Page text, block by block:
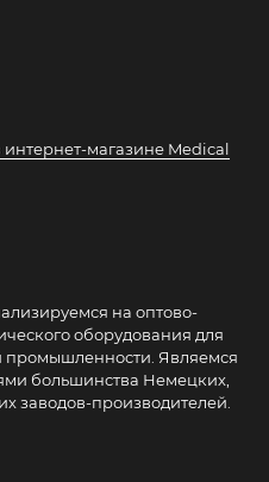
магазине Medical
на оптово-
оборудования для
Являемся
большинства Немецких,
заводов-производителей.